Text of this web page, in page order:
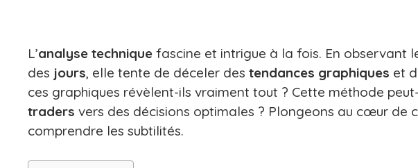
L’analyse technique fascine et intrigue à la fois. En observant
des jours, elle tente de déceler des tendances graphiques et
ces graphiques révèlent-ils vraiment tout ? Cette méthode
traders vers des décisions optimales ? Plongeons au cœur de
comprendre les subtilités.